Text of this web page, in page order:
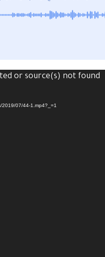
or source(s) not found
07/44-1.mp4?_=1